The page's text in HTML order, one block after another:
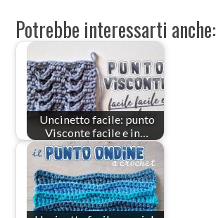
Potrebbe interessarti anche:
Uncinetto facile: punto
Visconte facile e in…